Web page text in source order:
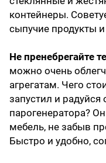
контейнеры.
сыпучие продукты
Не пренебрегайте
можно очень
агрегатам. Чего
запустил и радуйся
парогенератора?
мебель, не забыв
Быстро и удобно,